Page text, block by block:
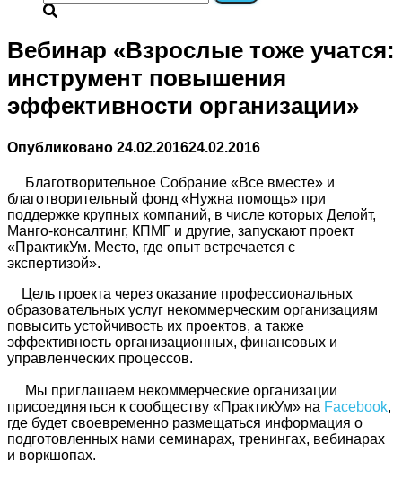
Вебинар «Взрослые тоже учатся:
инструмент повышения
эффективности организации»
Опубликовано 24.02.201624.02.2016
Благотворительное Собрание «Все вместе» и
благотворительный фонд «Нужна помощь» при
поддержке крупных компаний, в числе которых Делойт,
Манго-консалтинг, КПМГ и другие, запускают проект
«ПрактикУм. Место, где опыт встречается с
экспертизой».
Цель проекта через оказание профессиональных
образовательных услуг некоммерческим организациям
повысить устойчивость их проектов, а также
эффективность организационных, финансовых и
управленческих процессов.
Мы приглашаем некоммерческие организации
присоединяться к сообществу «ПрактикУм» на Facebook,
где будет своевременно размещаться информация о
подготовленных нами семинарах, тренингах, вебинарах
и воркшопах.